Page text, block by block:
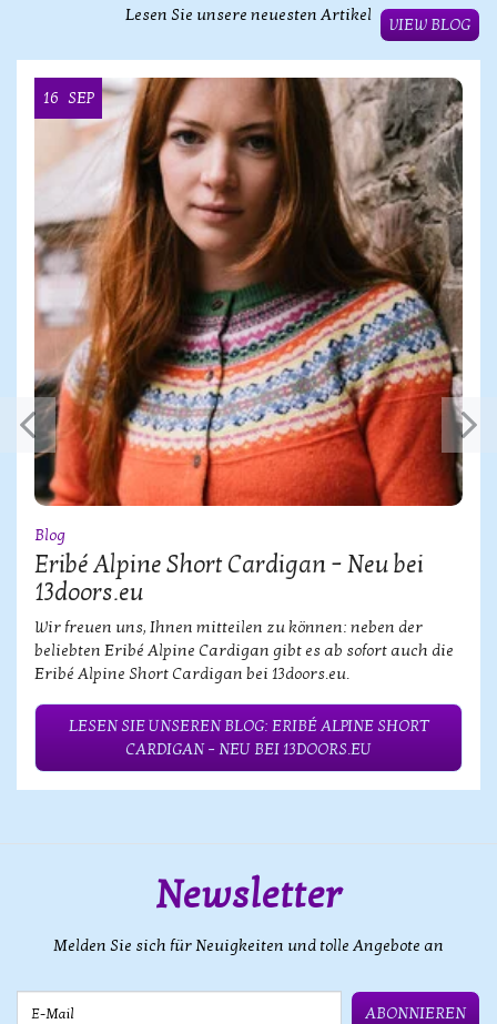
Lesen Sie unsere neuesten Artikel
VIEW BLOG
16 SEP
Blog
Eribé Alpine Short Cardigan – Neu bei
13doors.eu
Wir freuen uns, Ihnen mitteilen zu können: neben der
beliebten Eribé Alpine Cardigan gibt es ab sofort auch die
Eribé Alpine Short Cardigan bei 13doors.eu.
LESEN SIE UNSEREN BLOG: ERIBÉ ALPINE SHORT
CARDIGAN – NEU BEI 13DOORS.EU
Newsletter
Melden Sie sich für Neuigkeiten und tolle Angebote an
ABONNIEREN